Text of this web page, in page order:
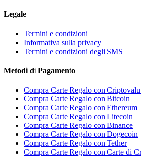
Legale
Termini e condizioni
Informativa sulla privacy
Termini e condizioni degli SMS
Metodi di Pagamento
Compra Carte Regalo con
Compra Carte Regalo con Bitcoin
Compra Carte Regalo con Ethereum
Compra Carte Regalo con Litecoin
Compra Carte Regalo con Binance
Compra Carte Regalo con Dogecoin
Compra Carte Regalo con Tether
Compra Carte Regalo con Carte di